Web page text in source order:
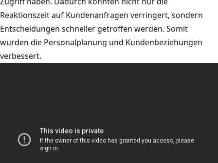
Reaktionszeit auf Kundenanfragen verringert, sondern
Entscheidungen schneller getroffen werden. Somit
wurden die Personalplanung und Kundenbeziehungen
verbessert.